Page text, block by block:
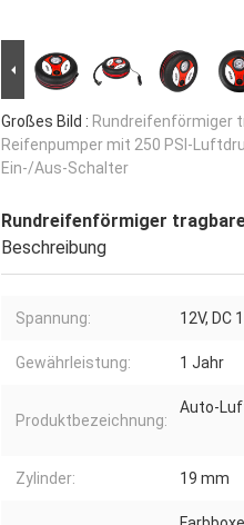
Großes Bild : Rundreifenförmiger
Reifenpumper mit 250 PSI-
Ein-/Aus-Schalter
Rundreifenförmiger
Beschreibung
Spannung: 12V, DC
Gewährleistung: 1 Jahr
Produktbezeichnung:
Auto-
Zylinder: 19 mm